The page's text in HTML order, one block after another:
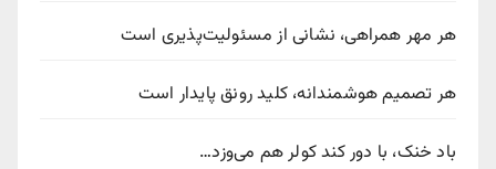
هر مهر همراهی، نشانی از مسئولیت‌پذیری است
هر تصمیم هوشمندانه، کلید رونق پایدار است
باد خنک، با دور کند کولر هم می‌وزد…